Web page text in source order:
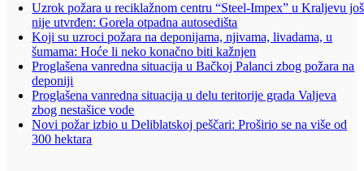
Uzrok požara u reciklažnom centru “Steel-Impex” u Kraljevu još
nije utvrđen: Gorela otpadna autosedišta
Koji su uzroci požara na deponijama, njivama, livadama, u
šumama: Hoće li neko konačno biti kažnjen
Proglašena vanredna situacija u Bačkoj Palanci zbog požara na
deponiji
Proglašena vanredna situacija u delu teritorije grada Valjeva
zbog nestašice vode
Novi požar izbio u Deliblatskoj peščari: Proširio se na više od
300 hektara